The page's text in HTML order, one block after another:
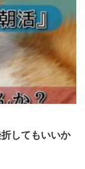
してもいいか